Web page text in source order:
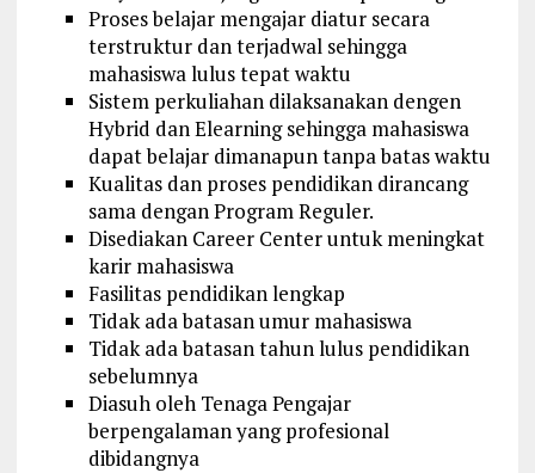
Proses belajar mengajar diatur secara
terstruktur dan terjadwal sehingga
mahasiswa lulus tepat waktu
Sistem perkuliahan dilaksanakan dengen
Hybrid dan Elearning sehingga mahasiswa
dapat belajar dimanapun tanpa batas waktu
Kualitas dan proses pendidikan dirancang
sama dengan Program Reguler.
Disediakan Career Center untuk meningkat
karir mahasiswa
Fasilitas pendidikan lengkap
Tidak ada batasan umur mahasiswa
Tidak ada batasan tahun lulus pendidikan
sebelumnya
Diasuh oleh Tenaga Pengajar
berpengalaman yang profesional
dibidangnya